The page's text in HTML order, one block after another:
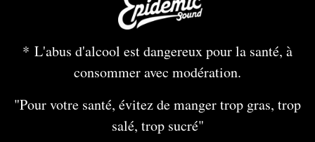
* L'abus d'alcool est dangereux pour la santé, à
consommer avec modération.
"Pour votre santé, évitez de manger trop gras, trop
salé, trop sucré"